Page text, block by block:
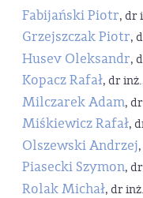
Fabijański Piotr, dr
Grzejszczak Piotr,
Husev Oleksandr,
Kopacz Rafał, dr
Milczarek Adam,
Miśkiewicz Rafał,
Olszewski Andrzej
Piasecki Szymon,
Rolak Michał, dr